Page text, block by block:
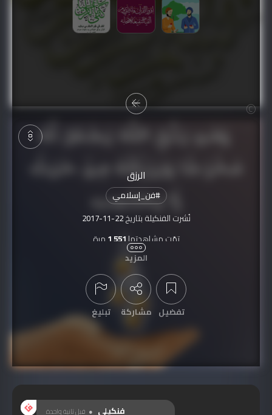
الرزق
#فن_إسلامي
نُشرت الفنكيلة بتاريخ2017-11-22
تمّت مشاهدتها1,551 مرة
المزيد
تفضيل مشاركة تبليغ
فنكيلي قبل ثانية واحدة